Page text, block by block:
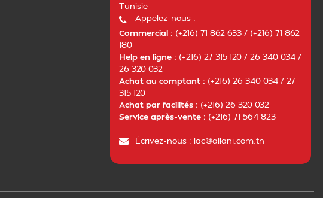
Tunisie
Appelez-nous :
Commercial : (+216) 71 862 633 / (+216) 71 862
180
Help en ligne : (+216) 27 315 120 / 26 340 034 /
26 320 032
Achat au comptant : (+216) 26 340 034 / 27
315 120
Achat par facilités : (+216) 26 320 032
Service après-vente : (+216) 71 564 823
Écrivez-nous : lac@allani.com.tn